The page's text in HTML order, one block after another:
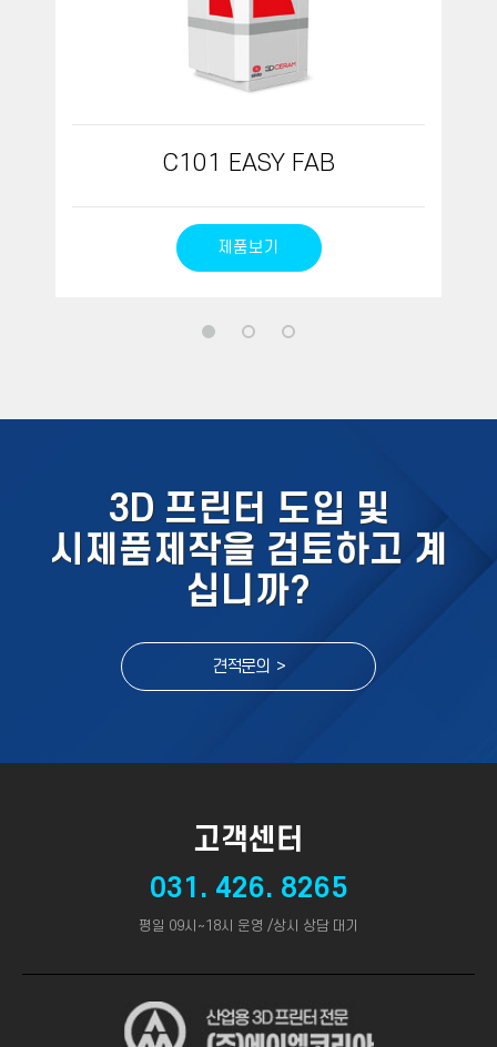
C101 EASY FAB
제품보기
3D 프린터 도입 및
시제품제작을 검토하고 계
십니까?
견적문의 >
고객센터
031. 426. 8265
평일 09시~18시 운영 /상시 상담 대기